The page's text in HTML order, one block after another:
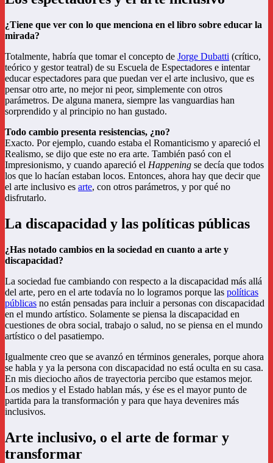
¿Tiene que ver con lo que menciona en el libro sobre educar la
mirada?
Totalmente, habría que tomar el concepto de Jorge Dubatti (crítico,
teórico y gestor teatral) de su Escuela de Espectadores e intentar
educar espectadores para que puedan ver el arte inclusivo, que es
pensar otro arte, no mejor ni peor, simplemente con otros
parámetros. De alguna manera, siempre las vanguardias han
sorprendido y al principio no han gustado.
Todo cambio presenta resistencias, ¿no?
Exacto. Por ejemplo, cuando estaba el Romanticismo y apareció el
Realismo, se dijo que este no era arte. También pasó con el
Impresionismo, y cuando apareció el Happening se decía que todos
los que lo hacían estaban locos. Entonces, ahora hay que decir que
el arte inclusivo es arte, con otros parámetros, y por qué no
disfrutarlo.
La discapacidad y las políticas públicas
¿Has notado cambios en la sociedad en cuanto a arte y
discapacidad?
La sociedad fue cambiando con respecto a la discapacidad más allá
del arte, pero en el arte todavía no lo logramos porque las políticas
públicas no están pensadas para incluir a personas con discapacidad
en el mundo artístico. Solamente se piensa la discapacidad en
cuestiones de obra social, trabajo o salud, no se piensa en el mundo
artístico o del pasatiempo.
Igualmente creo que se avanzó en términos generales, porque ahora
se habla y ya la persona con discapacidad no está oculta en su casa.
En mis dieciocho años de trayectoria percibo que estamos mejor.
Los medios y el Estado hablan más, y ése es el mayor punto de
partida para la transformación y para que haya devenires más
inclusivos.
Arte inclusivo, o el arte de formar y
transformar